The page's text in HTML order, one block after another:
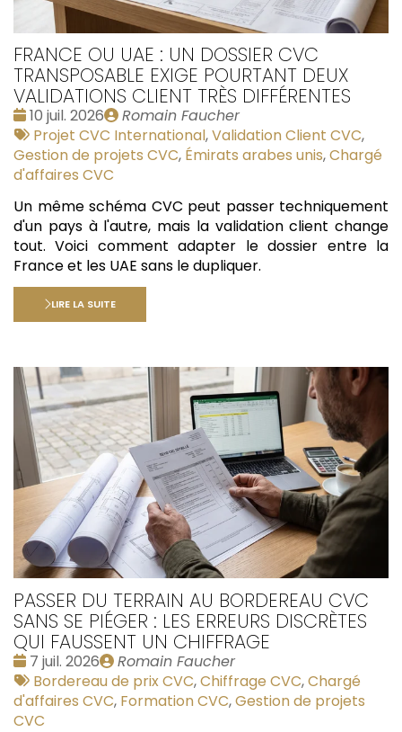
FRANCE OU UAE : UN DOSSIER CVC
TRANSPOSABLE EXIGE POURTANT DEUX
VALIDATIONS CLIENT TRÈS DIFFÉRENTES
Date
:
10 juil. 2026
Publié
par
Romain Faucher
Tags
:
Projet CVC International,Validation Client CVC,
Gestion de projets CVC, Émirats arabes unis,Chargé
d'affaires CVC
Un même schéma CVC peut passer techniquement
d'un pays à l'autre, mais la validation client change
tout. Voici comment adapter le dossier entre la
France et les UAE sans le dupliquer.
LIRE LA SUITE
PASSER DU TERRAIN AU BORDEREAU CVC
SANS SE PIÉGER : LES ERREURS DISCRÈTES
QUI FAUSSENT UN CHIFFRAGE
Date
:
7 juil. 2026
Publié
par
Romain Faucher
Tags
:
Bordereau de prix CVC,Chiffrage CVC,Chargé
d'affaires CVC, Formation CVC,Gestion de projets
CVC